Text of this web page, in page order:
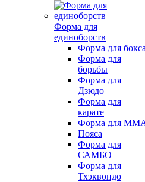
Форма для
единоборств
Форма для бокса
Форма для
борьбы
Форма для
Дзюдо
Форма для
карате
Форма для
Пояса
Форма для
САМБО
Форма для
Тхэквондо